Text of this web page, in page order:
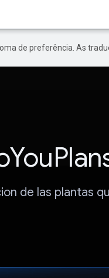
de preferência. As
de las plantas